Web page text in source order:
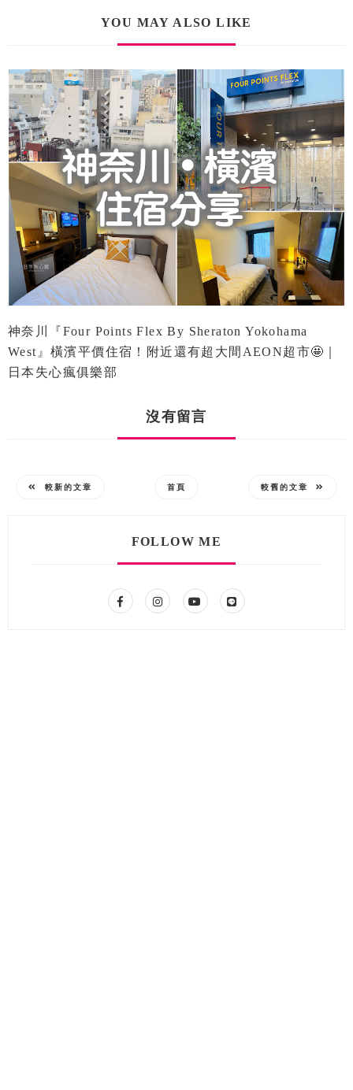
YOU MAY ALSO LIKE
神奈川『Four Points Flex By Sheraton Yokohama
West』橫濱平價住宿！附近還有超大間AEON超市🤩｜
日本失心瘋俱樂部
沒有留言
較新的文章 首頁 較舊的文章
FOLLOW ME